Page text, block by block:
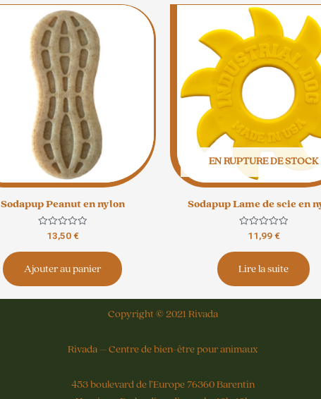
Sodapup Peanut en nylon
Note
sur
13,50€
Ajouter au panier
EN RUPTURE DE STOCK
Sodapup Lame de scie en
Note
sur
11,99€
Lire la suite
Copyright © 2021 Rivada
Rivada – Centre de bien-être pour animaux
453 boulevard de l’Europe 76360 Barentin